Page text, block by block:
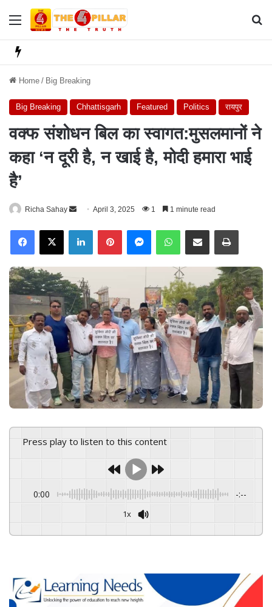
Menu
Home / Big Breaking
Big Breaking Chhattisgarh Featured Politics रायपुर
वक्फ संशोधन बिल का स्वागत:मुसलमानों ने
कहा ‘न दूरी है, न खाई है, मोदी हमारा भाई
है’
Richa Sahay
n
d
a
n
e
m
a
l
April 3, 2025 1 1 minute read
X
Press play to listen to this content
0:00 -:--
1x